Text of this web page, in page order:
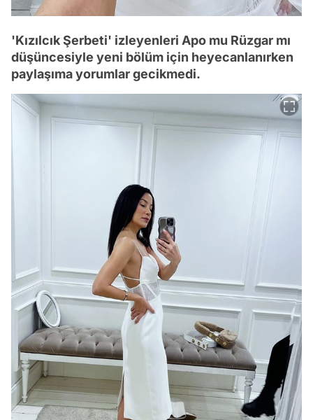
'Kızılcık Şerbeti' izleyenleri Apo mu Rüzgar mı
düşüncesiyle yeni bölüm için heyecanlanırken
paylaşıma yorumlar gecikmedi.